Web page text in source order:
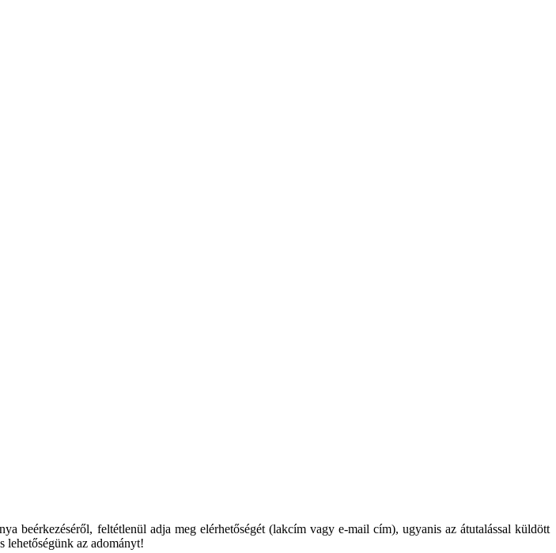
beérkezéséről, feltétlenül adja meg elérhetőségét (lakcím vagy e-mail cím), ugyanis az átutalással küldött
lehetőségünk az adományt!